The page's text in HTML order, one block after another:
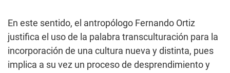
En este sentido, el antropólogo Fernando Ortiz
justifica el uso de la palabra transculturación para la
incorporación de una cultura nueva y distinta, pues
implica a su vez un proceso de desprendimiento y